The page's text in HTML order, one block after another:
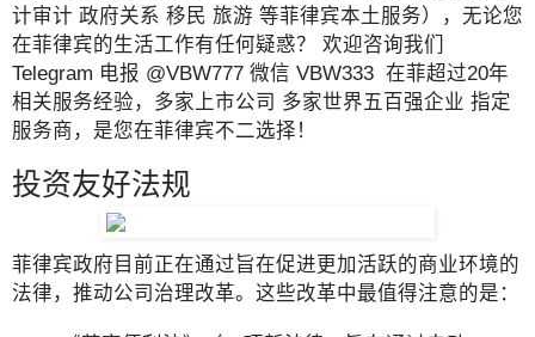
计审计 政府关系 移民 旅游 等菲律宾本土服务），无论您
在菲律宾的生活工作有任何疑惑？ 欢迎咨询我们
Telegram 电报 @VBW777 微信 VBW333 在菲超过20年
相关服务经验，多家上市公司 多家世界五百强企业 指定
服务商，是您在菲律宾不二选择！
投资友好法规
菲律宾政府目前正在通过旨在促进更加活跃的商业环境的
法律，推动公司治理改革。这些改革中最值得注意的是：